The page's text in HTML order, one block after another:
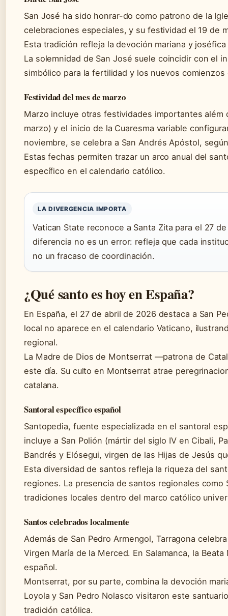
San José ha sido honrar-do como patrono de la
celebraciones especiales, y su festividad el 19 de
Esta tradición refleja la devoción mariana y
La solemnidad de San José suele coincidir con el
simbólico para la fertilidad y los nuevos
Festividad del mes de marzo
Marzo incluye otras festividades importantes além
marzo) y el inicio de la Cuaresma variable
noviembre, se celebra a San Andrés Apóstol,
Estas fechas permiten trazar un arco anual del
específico en el calendario católico.
LA DIVERGENCIA IMPORTA
Vatican State reconoce a Santa Zita para el 27
diferencia no es un error: refleja que cada
no un fracaso de coordinación.
¿Qué santo es hoy en España?
En España, el 27 de abril de 2026 destaca a San
local no aparece en el calendario Vaticano,
regional.
La Madre de Dios de Montserrat —patrona de
este día. Su culto en Montserrat atrae
catalana.
Santoral específico español
Santopedia, fuente especializada en el santoral
incluye a San Polión (mártir del siglo IV en Cibali,
Bandrés y Elósegui, virgen de las Hijas de Jesús
Esta diversidad de santos refleja la riqueza del
regiones. La presencia de santos regionales
tradiciones locales dentro del marco católico
Santos celebrados localmente
Además de San Pedro Armengol, Tarragona
Virgen María de la Merced. En Salamanca, la
español.
Montserrat, por su parte, combina la devoción
Loyola y San Pedro Nolasco visitaron este
tradición católica.